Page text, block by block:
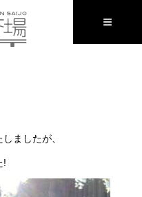
≡
ましたが、
!